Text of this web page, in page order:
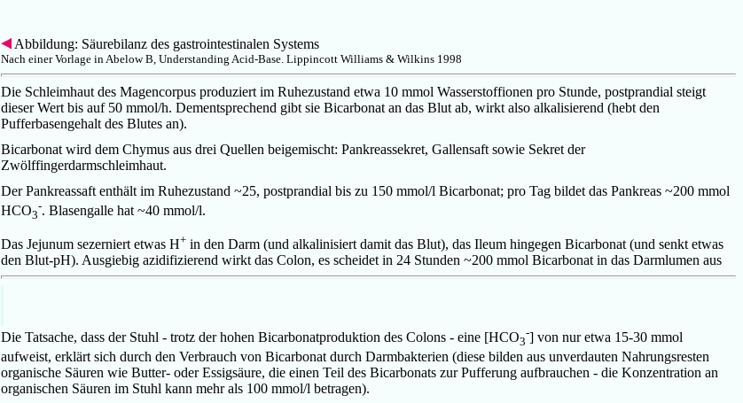
Abbildung: Säurebilanz des gastrointestinalen Systems
Nach einer Vorlage in Abelow B, Understanding Acid-Base. Lippincott Williams & Wilkins 1998
Die Schleimhaut des Magencorpus produziert im Ruhezustand etwa 10 mmol Wasserstoffionen pro Stunde, postprandial steigt
dieser Wert bis auf 50 mmol/h. Dementsprechend gibt sie Bicarbonat an das Blut ab, wirkt also alkalisierend (hebt den
Pufferbasengehalt des Blutes an).
Bicarbonat wird dem Chymus aus drei Quellen beigemischt: Pankreassekret, Gallensaft sowie Sekret der
Zwölffingerdarmschleimhaut.
Der Pankreassaft enthält im Ruhezustand ~25, postprandial bis zu 150 mmol/l Bicarbonat; pro Tag bildet das Pankreas ~200 mmol
HCO3
-. Blasengalle hat ~40 mmol/l.
Das Jejunum sezerniert etwas H+ in den Darm (und alkalinisiert damit das Blut), das Ileum hingegen Bicarbonat (und senkt etwas
den Blut-pH). Ausgiebig azidifizierend wirkt das Colon, es scheidet in 24 Stunden ~200 mmol Bicarbonat in das Darmlumen aus
Die Tatsache, dass der Stuhl - trotz der hohen Bicarbonatproduktion des Colons - eine [HCO3
-] von nur etwa 15-30 mmol
aufweist, erklärt sich durch den Verbrauch von Bicarbonat durch Darmbakterien (diese bilden aus unverdauten Nahrungsresten
organische Säuren wie Butter- oder Essigsäure, die einen Teil des Bicarbonats zur Pufferung aufbrauchen - die Konzentration an
organischen Säuren im Stuhl kann mehr als 100 mmol/l betragen).